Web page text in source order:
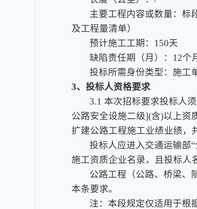
主要工程内容或数量：标
及工程量清单）
预计施工工期：150天
缺陷责任期（月）：12个
投标所需身份类型：施工
3、投标人资格要求
3.1 本次招标要求投标人
公路安全设施二级](含)以上资
扩建公路工程施工业绩业绩，
投标人应进入交通运输部
施工资质企业名录，且投标人
公路工程（公路、桥梁、
本条要求。
注：本段规定仅适用于根